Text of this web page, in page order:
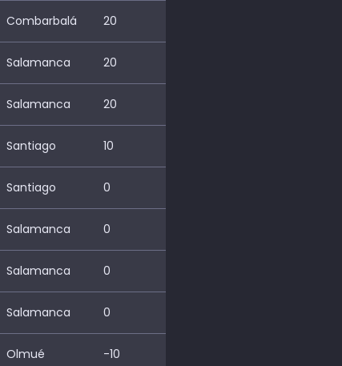
Combarbalá 20
Salamanca 20
Salamanca 20
Santiago 10
Santiago 0
Salamanca 0
Salamanca 0
Salamanca 0
Olmué -10